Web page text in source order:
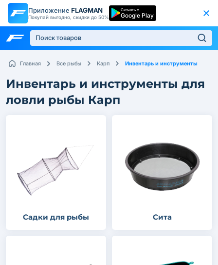
Приложение FLAGMAN
Покупай выгодно, скидки до 50%
Скачать с
Google Play
Главная Все рыбы Карп Инвентарь и инструменты
Инвентарь и инструменты для
ловли рыбы Карп
Садки для рыбы Сита